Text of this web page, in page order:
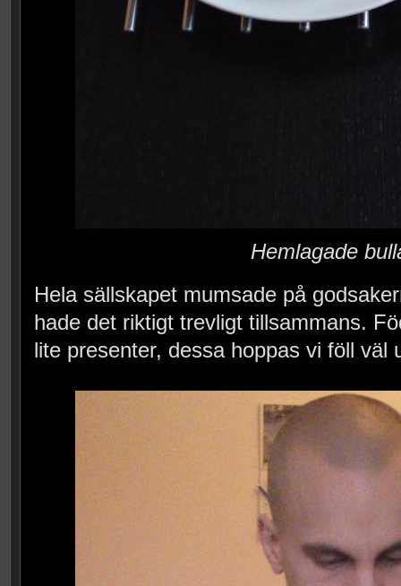
Hemlagade
Hela sällskapet mumsade på
hade det riktigt trevligt tillsammans.
lite presenter, dessa hoppas vi föll väl